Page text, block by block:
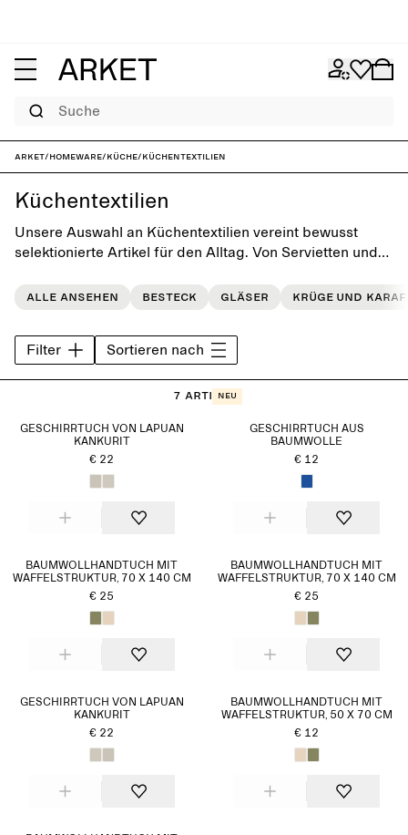
Suche
ARKET/Homeware/Küche/Küchentextilien
Küchentextilien
Unsere Auswahl an Küchentextilien vereint bewusst
selektionierte Artikel für den Alltag. Von Servietten und
jedes einzelne Stück ist so gestaltet, dass es den Tisch
standhält.
Alle ansehen Besteck Gläser Krüge und
Filter Sortieren nach
7 Artikel
GESCHIRRTUCH VON LAPUAN
KANKURIT
€ 22
Neu
GESCHIRRTUCH AUS
BAUMWOLLE
€ 12
BAUMWOLLHANDTUCH MIT
WAFFELSTRUKTUR, 70 X 140 CM
€ 25
BAUMWOLLHANDTUCH MIT
WAFFELSTRUKTUR, 70 X 140 CM
€ 25
GESCHIRRTUCH VON LAPUAN
KANKURIT
€ 22
BAUMWOLLHANDTUCH MIT
WAFFELSTRUKTUR, 50 X 70 CM
€ 12